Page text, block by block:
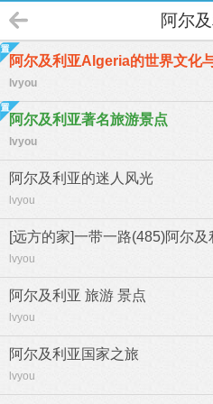
阿尔
阿尔及利亚Algeria的世界文化
lvyou
阿尔及利亚著名旅游景点
lvyou
阿尔及利亚的迷人风光
lvyou
[远方的家]一带一路(485)阿尔
lvyou
阿尔及利亚 旅游 景点
lvyou
阿尔及利亚国家之旅
lvyou